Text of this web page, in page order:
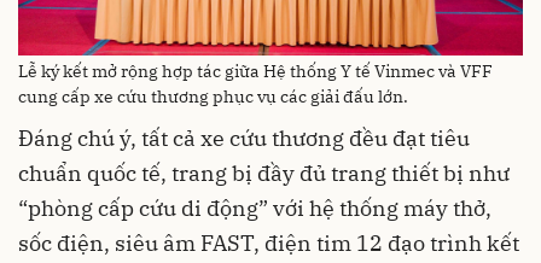
Lễ ký kết mở rộng hợp tác giữa Hệ thống Y tế Vinmec và VFF
cung cấp xe cứu thương phục vụ các giải đấu lớn.
Đáng chú ý, tất cả xe cứu thương đều đạt tiêu
chuẩn quốc tế, trang bị đầy đủ trang thiết bị như
“phòng cấp cứu di động” với hệ thống máy thở,
sốc điện, siêu âm FAST, điện tim 12 đạo trình kết